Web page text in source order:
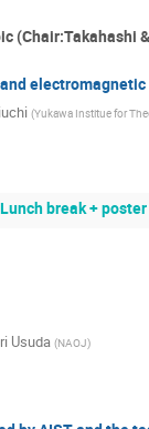
(Chair:Takahashi
(Yukawa Institue for
Lunch break +
Usuda (NAOJ)